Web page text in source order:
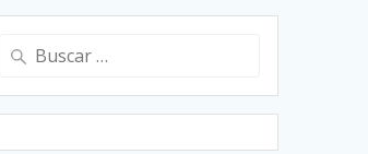
Buscar: